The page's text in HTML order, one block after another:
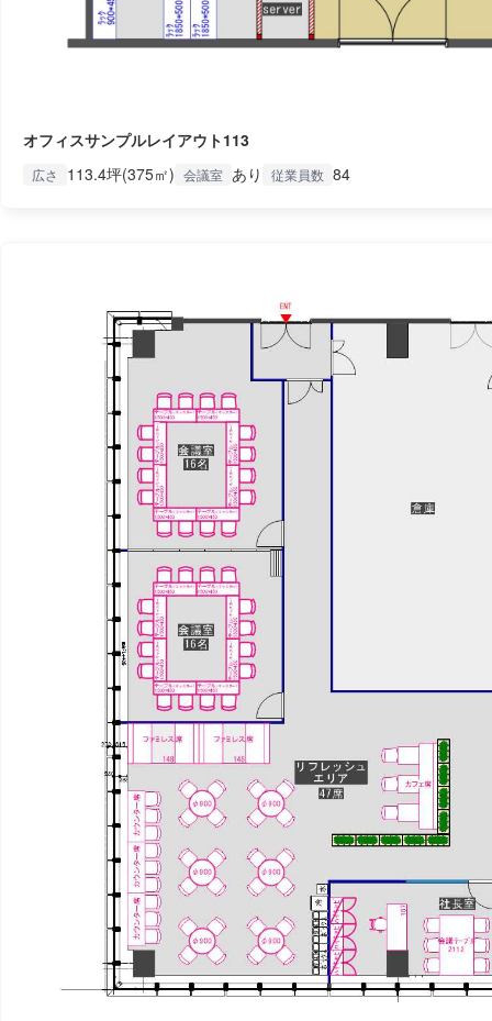
オフィスサンプルレイアウト113
広さ 113.4坪(375㎡) 会議室 あり 従業員数 84